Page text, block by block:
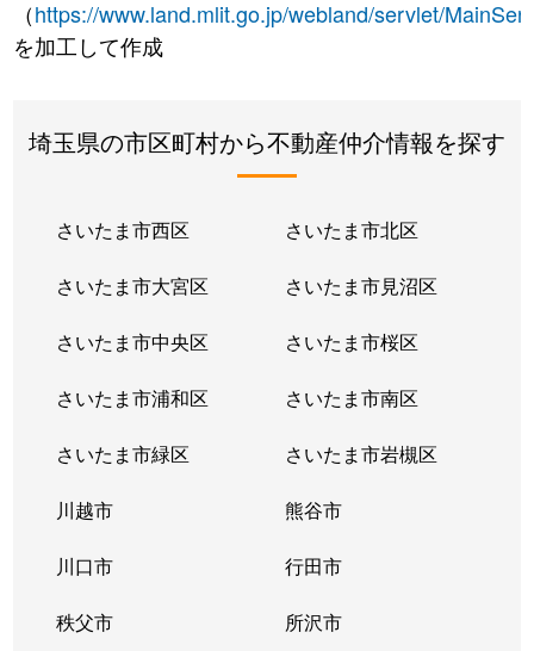
（https://www.land.mlit.go.jp/webland/servlet/
を加工して作成
埼玉県の市区町村から不動産仲介情報を探す
さいたま市西区 さいたま市北区
さいたま市大宮区 さいたま市見沼区
さいたま市中央区 さいたま市桜区
さいたま市浦和区 さいたま市南区
さいたま市緑区 さいたま市岩槻区
川越市 熊谷市
川口市 行田市
秩父市 所沢市